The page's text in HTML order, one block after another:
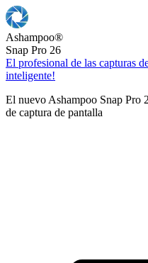
Ashampoo®
Snap Pro 26
El profesional de las capturas
inteligente!
El nuevo Ashampoo Snap Pro
de captura de pantalla